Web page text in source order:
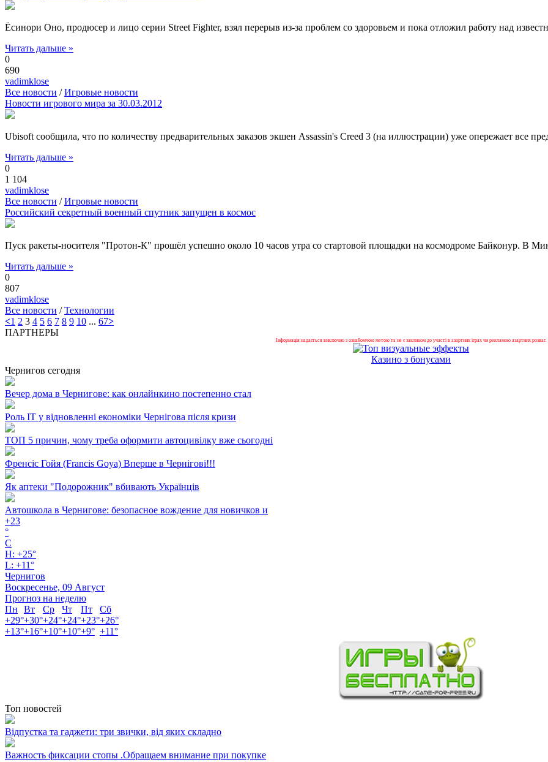
Ёсинори Оно, продюсер и лицо серии Street Fighter, взял перерыв из-за проблем со здоровьем и пока отложил работу над
Читать дальше »
0
690
vadimklose
Все новости /Игровые новости
Новости игрового мира за 30.03.2012
Ubisoft сообщила, что по количеству предварительных заказов экшен Assassin's Creed 3 (на иллюстрации) уже опережает все
Читать дальше »
0
1 104
vadimklose
Все новости /Игровые новости
Российский секретный военный спутник запущен в космос
Пуск ракеты-носителя "Протон-К" прошёл успешно около 10 часов утра со стартовой площадки на космодроме Байконур. В
Читать дальше »
0
807
vadimklose
Все новости /Технологии
<1 2 3 4 5 6 7 8 9 10 ... 67>
ПАРТНЕРЫ
Інформація надається виключно з ознайомчою метою та не є закликом до участі в азартних іграх чи рекламою азартних розваг.
Казино з бонусами
Чернигов сегодня
Вечер дома в Чернигове: как онлайнкино постепенно стал
Роль ІТ у відновленні економіки Чернігова після кризи
ТОП 5 причин, чому треба оформити автоцивілку вже сьогодні
Френсіс Гойя (Francis Goya) Вперше в Чернігові!!!
Як аптеки "Подорожник" вбивають Українців
Автошкола в Чернигове: безопасное вождение для новичков и
+23
°
C
H: +25°
L: +11°
Чернигов
Воскресенье, 09 Август
Прогноз на неделю
Пн
Вт Ср Чт Пт
Сб
+29°+30°+24°+24°+23°+26°
+13°+16°+10°+10°+9° +11°
Топ новостей
Відпустка та гаджети: три звички, від яких складно
Важность фиксации стопы .Обращаем внимание при покупке